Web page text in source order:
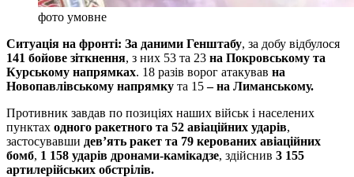
фото умовне
Ситуація на фронті: За даними Генштабу, за добу відбулося
141 бойове зіткнення, з них 53 та 23 на Покровському та
Курському напрямках. 18 разів ворог атакував на
Новопавлівському напрямку та 15– на Лиманському.
Противник завдав по позиціях наших військ і населених
пунктах одного ракетного та 52 авіаційних ударів,
застосувавши дев’ять ракет та 79 керованих авіаційних
бомб, 1 158 ударів дронами-камікадзе, здійснив 3 155
артилерійських обстрілів.